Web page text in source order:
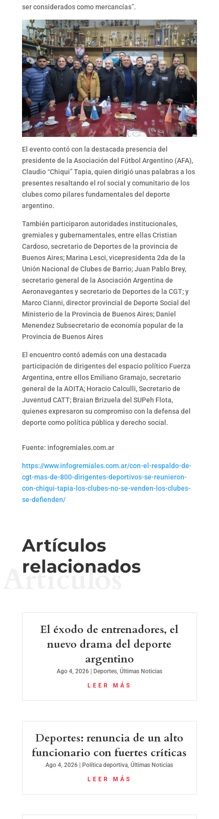
ser considerados como mercancías”.
El evento contó con la destacada presencia del
presidente de la Asociación del Fútbol Argentino (AFA),
Claudio “Chiqui” Tapia, quien dirigió unas palabras a los
presentes resaltando el rol social y comunitario de los
clubes como pilares fundamentales del deporte
argentino.
También participaron autoridades institucionales,
gremiales y gubernamentales, entre ellas Cristian
Cardoso, secretario de Deportes de la provincia de
Buenos Aires; Marina Lesci, vicepresidenta 2da de la
Unión Nacional de Clubes de Barrio; Juan Pablo Brey,
secretario general de la Asociación Argentina de
Aeronavegantes y secretario de Deportes de la CGT; y
Marco Cianni, director provincial de Deporte Social del
Ministerio de la Provincia de Buenos Aires; Daniel
Menendez Subsecretario de economía popular de la
Provincia de Buenos Aires
El encuentro contó además con una destacada
participación de dirigentes del espacio político Fuerza
Argentina, entre ellos Emiliano Gramajo, secretario
general de la AOITA; Horacio Calculli, Secretario de
Juventud CATT; Braian Brizuela del SUPeh Flota,
quienes expresaron su compromiso con la defensa del
deporte como política pública y derecho social.
Fuente: infogremiales.com.ar
https://www.infogremiales.com.ar/con-el-respaldo-de-
cgt-mas-de-800-dirigentes-deportivos-se-reunieron-
con-chiqui-tapia-los-clubes-no-se-venden-los-clubes-
se-defienden/
Artículos
relacionados
Artículos
El éxodo de entrenadores, el
nuevo drama del deporte
argentino
Ago 4, 2026| Deportes, Últimas Noticias
LEER MÁS
Deportes: renuncia de un alto
funcionario con fuertes críticas
Ago 4, 2026 Política deportiva,Últimas Noticias
LEER MÁS